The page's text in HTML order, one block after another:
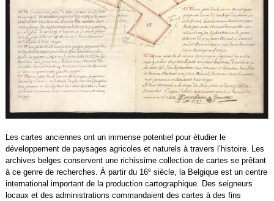
Les cartes anciennes ont un immense potentiel pour étudier le
développement de paysages agricoles et naturels à travers l’histoire. Les
archives belges conservent une richissime collection de cartes se prêtant
à ce genre de recherches. À partir du 16esiècle, la Belgique est un centre
international important de la production cartographique. Des seigneurs
locaux et des administrations commandaient des cartes à des fins